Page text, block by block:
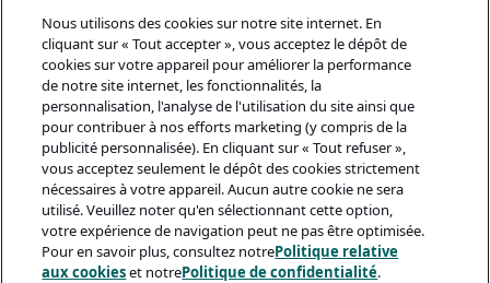
Nous utilisons des cookies sur notre site internet. En
cliquant sur « Tout accepter », vous acceptez le dépôt de
cookies sur votre appareil pour améliorer la performance
de notre site internet, les fonctionnalités, la
personnalisation, l'analyse de l'utilisation du site ainsi que
pour contribuer à nos efforts marketing (y compris de la
publicité personnalisée). En cliquant sur « Tout refuser »,
vous acceptez seulement le dépôt des cookies strictement
nécessaires à votre appareil. Aucun autre cookie ne sera
utilisé. Veuillez noter qu'en sélectionnant cette option,
votre expérience de navigation peut ne pas être optimisée.
Pour en savoir plus, consultez notrePolitique relative
aux cookieset notrePolitique de confidentialité.